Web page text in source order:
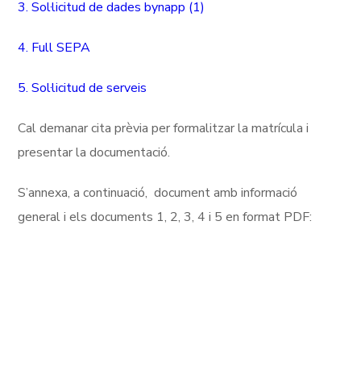
3. Sol·licitud de dades bynapp (1)
4. Full SEPA
5. Sol·licitud de serveis
Cal demanar cita prèvia per formalitzar la matrícula i
presentar la documentació.
S’annexa, a continuació, document amb informació
general i els documents 1, 2, 3, 4 i 5 en format PDF: